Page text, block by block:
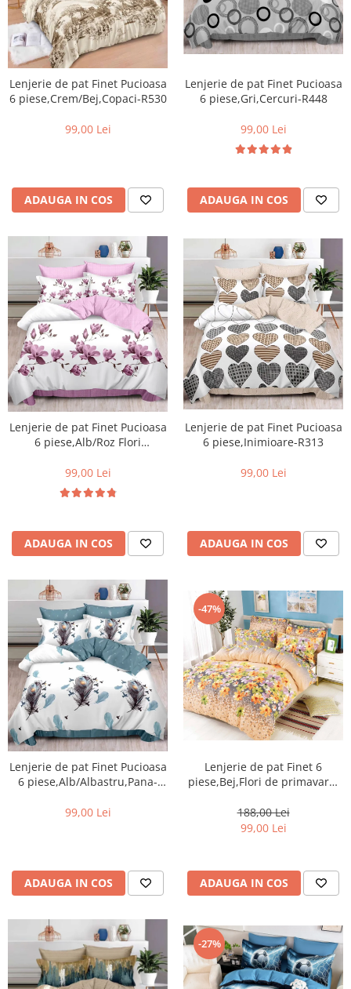
Lenjerie de pat Finet Pucioasa
6 piese,Crem/Bej,Copaci-R530
99,00 Lei
ADAUGA IN COS
Lenjerie de pat Finet Pucioasa
6 piese,Gri,Cercuri-R448
99,00 Lei
ADAUGA IN COS
Lenjerie de pat Finet Pucioasa
6 piese,Alb/Roz Flori
99,00 Lei
ADAUGA IN COS
Lenjerie de pat Finet Pucioasa
6 piese,Inimioare-R313
99,00 Lei
ADAUGA IN COS
Lenjerie de pat Finet Pucioasa
6 piese,Alb/Albastru,Pana-
99,00 Lei
ADAUGA IN COS
-47%
Lenjerie de pat Finet 6
piese,Bej,Flori de primavara-
188,00 Lei
99,00 Lei
ADAUGA IN COS
-27%